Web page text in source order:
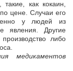
такие, как кокаин,
цене. Случаи его
у людей из
явления. Другие
либо
медикаментов